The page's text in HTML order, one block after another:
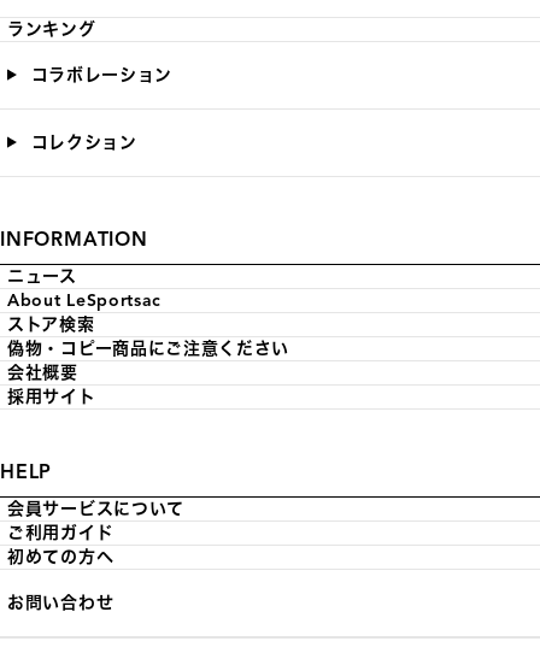
ランキング
コラボレーション
コレクション
INFORMATION
ニュース
About LeSportsac
ストア検索
偽物・コピー商品にご注意ください
会社概要
採用サイト
HELP
会員サービスについて
ご利用ガイド
初めての方へ
お問い合わせ